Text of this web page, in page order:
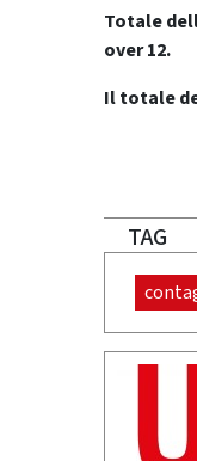
Totale
over 12.
Il totale
TAG